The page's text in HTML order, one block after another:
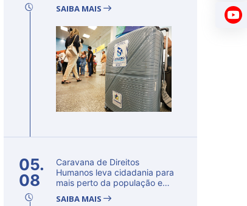
SAIBA MAIS
05.
08
Caravana de Direitos
Humanos leva cidadania para
mais perto da população e
SAIBA MAIS